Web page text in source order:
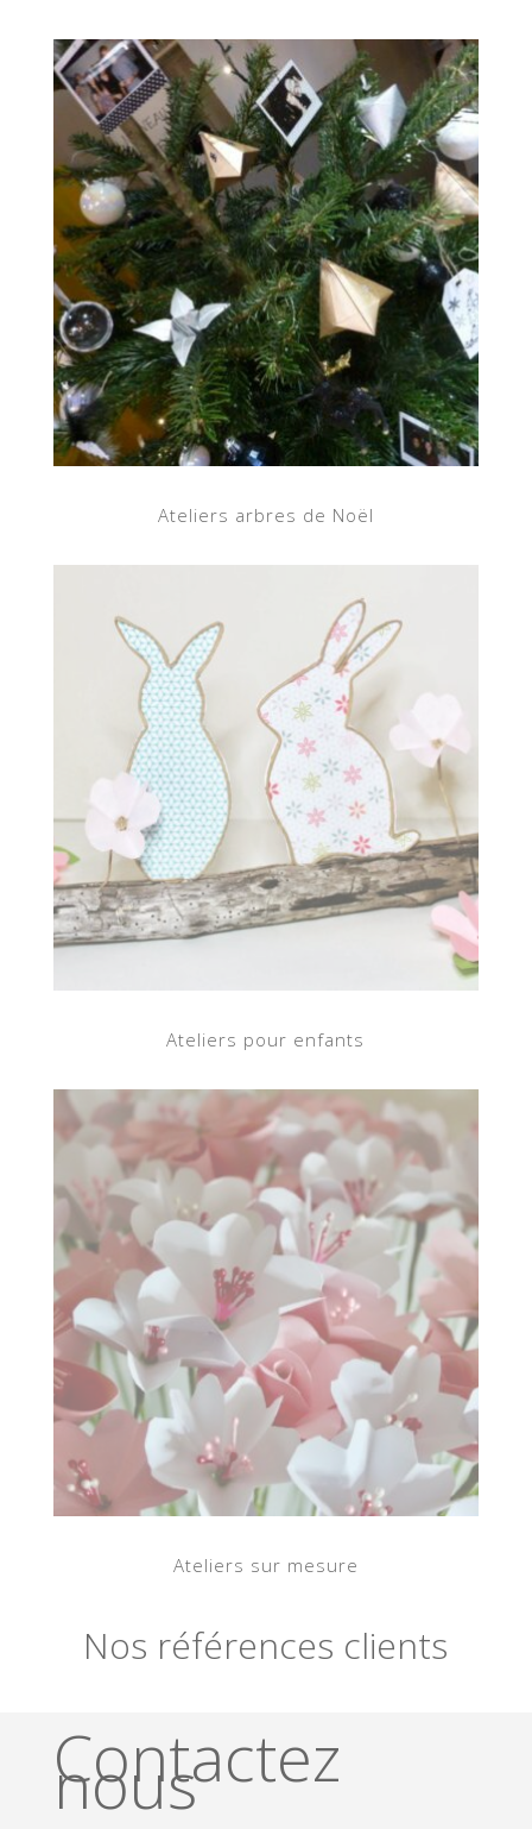
Ateliers arbres de Noël
Ateliers pour enfants
Ateliers sur mesure
Nos références clients
Contactez
nous